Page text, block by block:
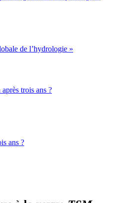
de l’hydrologie »
ans ?